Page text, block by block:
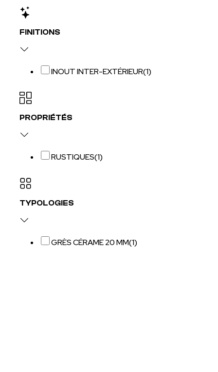
FINITIONS
INOUT INTER-EXTÉRIEUR(1)
PROPRIÉTÉS
RUSTIQUES(1)
TYPOLOGIES
GRÈS CÉRAME 20 MM(1)